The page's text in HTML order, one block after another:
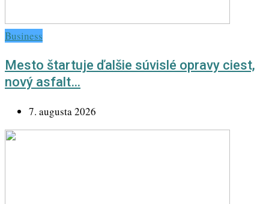
Business
Mesto štartuje ďalšie súvislé opravy ciest,
nový asfalt…
7. augusta 2026